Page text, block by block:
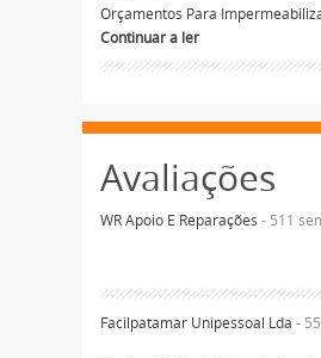
Orçamentos Para
Continuar a ler
Avaliações
WR Apoio E Reparações - 511
Facilpatamar Unipessoal Lda -